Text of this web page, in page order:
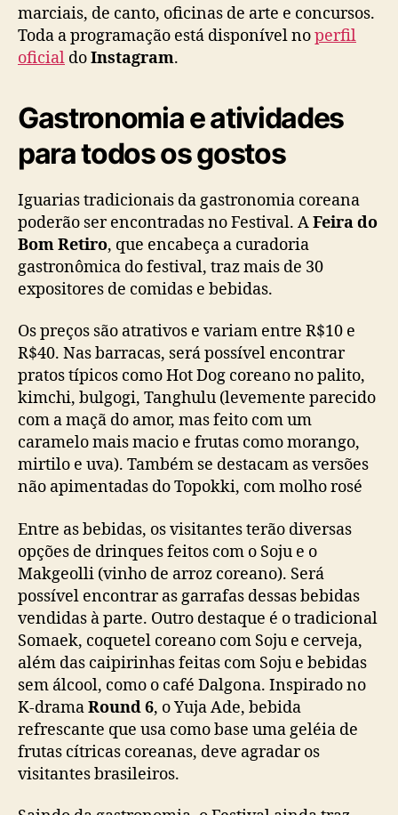
marciais, de canto, oficinas de arte e concursos.
Toda a programação está disponível noperfil
oficial doInstagram.
Gastronomia e atividades
para todos os gostos
Iguarias tradicionais da gastronomia coreana
poderão ser encontradas no Festival. AFeira do
Bom Retiro, que encabeça a curadoria
gastronômica do festival, traz mais de 30
expositores de comidas e bebidas.
Os preços são atrativos e variam entre R$10 e
R$40. Nas barracas, será possível encontrar
pratos típicos como Hot Dog coreano no palito,
kimchi, bulgogi, Tanghulu (levemente parecido
com a maçã do amor, mas feito com um
caramelo mais macio e frutas como morango,
mirtilo e uva). Também se destacam as versões
não apimentadas do Topokki, com molho rosé
Entre as bebidas, os visitantes terão diversas
opções de drinques feitos com o Soju e o
Makgeolli (vinho de arroz coreano). Será
possível encontrar as garrafas dessas bebidas
vendidas à parte. Outro destaque é o tradicional
Somaek, coquetel coreano com Soju e cerveja,
além das caipirinhas feitas com Soju e bebidas
sem álcool, como o café Dalgona. Inspirado no
K-dramaRound 6, o Yuja Ade, bebida
refrescante que usa como base uma geléia de
frutas cítricas coreanas, deve agradar os
visitantes brasileiros.